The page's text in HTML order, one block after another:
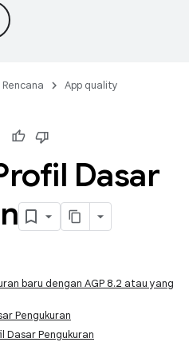
App quality
Dasar
baru dengan AGP 8.2 atau yang
Pengukuran
Dasar Pengukuran